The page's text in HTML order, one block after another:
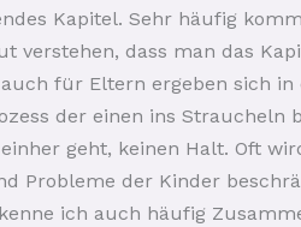
Kapitel. Sehr häufig
verstehen, dass man das
für Eltern ergeben sich in
der einen ins
geht, keinen Halt. Oft
Probleme der Kinder
ich auch häufig